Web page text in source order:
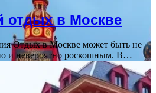
отдых в Москве
Отдых в Москве может быть не
и невероятно роскошным. В…